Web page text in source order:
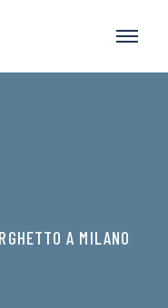
A MILANO